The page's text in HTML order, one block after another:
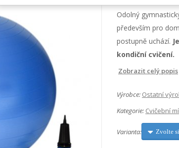
Odolný
především pro
postupně uchází.
kondiční cvičení.
Zobrazit celý popis
Výrobce: Ostatní
Kategorie: Cvičební
Varianta: Zvolte